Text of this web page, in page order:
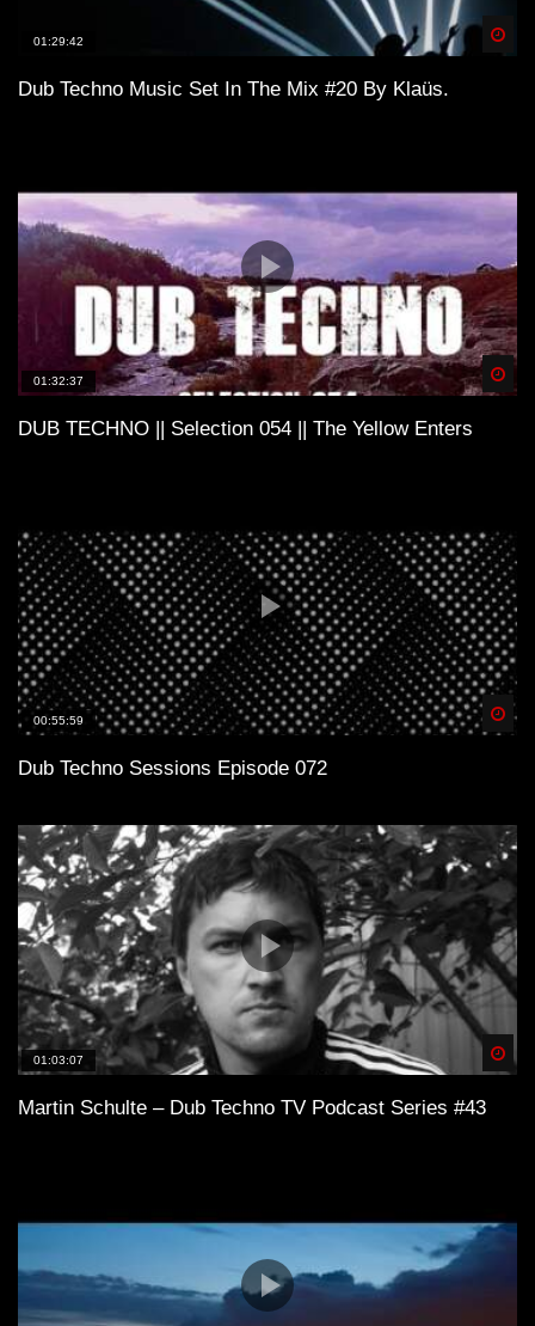
01:29:42
Dub Techno Music Set In The Mix #20 By Klaüs.
01:32:37
DUB TECHNO || Selection 054 || The Yellow Enters
00:55:59
Dub Techno Sessions Episode 072
01:03:07
Martin Schulte – Dub Techno TV Podcast Series #43